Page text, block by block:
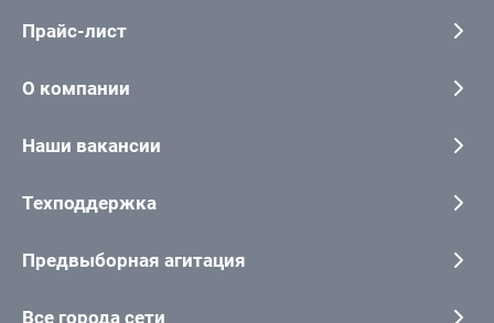
Прайс-лист
О компании
Наши вакансии
Техподдержка
Предвыборная агитация
Все города сети